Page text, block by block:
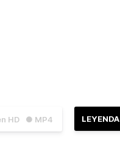
HD ● MP4 LEYENDA